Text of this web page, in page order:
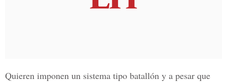
Quieren imponen un sistema tipo batallón y a pesar que